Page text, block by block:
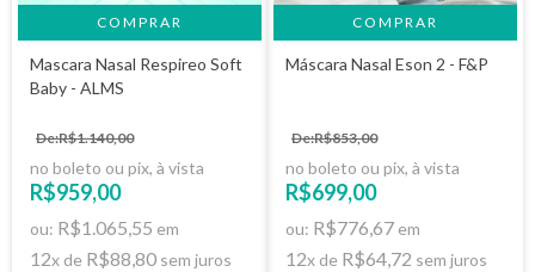
COMPRAR
Mascara Nasal Respireo Soft
Baby - ALMS
De:R$1.140,00
no boleto ou pix, à vista
R$959,00
ou: R$1.065,55 em
12x de R$88,80 sem juros
COMPRAR
Máscara Nasal Eson 2 - F&P
De:R$853,00
no boleto ou pix, à vista
R$699,00
ou: R$776,67 em
12x de R$64,72 sem juros